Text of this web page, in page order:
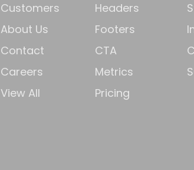
Customers
About Us
Contact
Careers
View All
Headers
Footers
CTA
Metrics
Pricing